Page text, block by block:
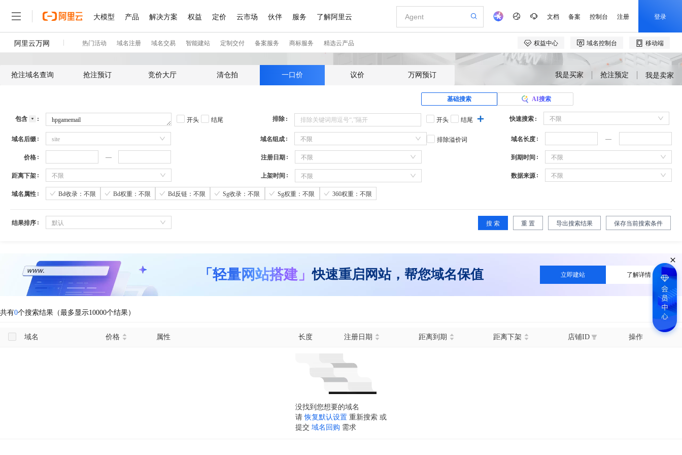
抢注域名查询 抢注预订 竞价大厅 清仓拍 一口价 议价 万网预订 我是买家 抢注预定 我是卖家
基础搜索 AI搜索
包含 开头 结尾 排除 开头 结尾 快速搜索 不限
域名后缀 site 域名组成 不限 排除溢价词 域名长度
价格 注册日期 不限 到期时间 不限
距离下架 不限 上架时间 不限 数据来源 不限
域名属性 Bd收录：不限 Bd权重：不限 Bd反链：不限 Sg收录：不限 Sg权重：不限 360权重：不限
结果排序 默认 搜 索 重 置 导出搜索结果 保存当前搜索条件
「轻量网站搭建」快速重启网站，帮您域名保值 立即建站 了解详情
共有0个搜索结果（最多显示10000个结果）
域名 价格 属性 长度 注册日期 距离到期 距离下架 店铺ID 操作
没找到您想要的域名
请 恢复默认设置 重新搜索 或
提交 域名回购 需求